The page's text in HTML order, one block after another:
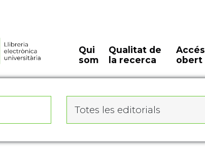
Qui
som
Qualitat de
la recerca
Accés
obert
Totes les editorials